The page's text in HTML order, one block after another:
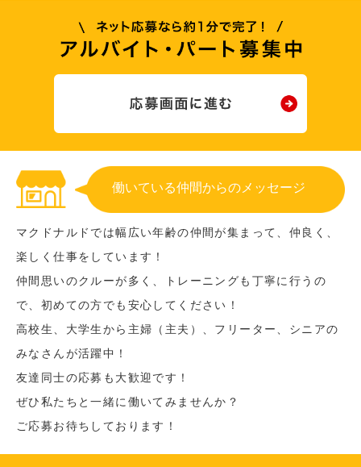
働いている仲間からのメッセージ
マクドナルドでは幅広い年齢の仲間が集まって、仲良く、
楽しく仕事をしています！
仲間思いのクルーが多く、トレーニングも丁寧に行うの
で、初めての方でも安心してください！
高校生、大学生から主婦（主夫）、フリーター、シニアの
みなさんが活躍中！
友達同士の応募も大歓迎です！
ぜひ私たちと一緒に働いてみませんか？
ご応募お待ちしております！